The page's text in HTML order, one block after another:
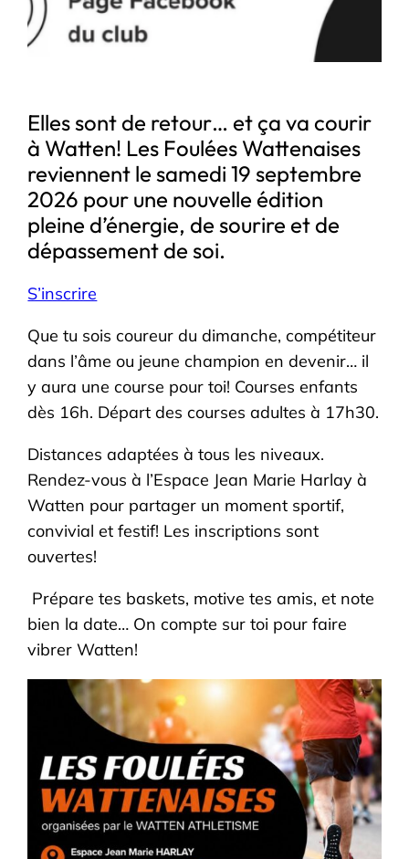
Elles sont de retour… et ça va courir
à Watten! Les Foulées Wattenaises
reviennent le samedi 19 septembre
2026 pour une nouvelle édition
pleine d’énergie, de sourire et de
dépassement de soi.
S’inscrire
Que tu sois coureur du dimanche, compétiteur
dans l’âme ou jeune champion en devenir… il
y aura une course pour toi! Courses enfants
dès 16h. Départ des courses adultes à 17h30.
Distances adaptées à tous les niveaux.
Rendez-vous à l’Espace Jean Marie Harlay à
Watten pour partager un moment sportif,
convivial et festif! Les inscriptions sont
ouvertes!
Prépare tes baskets, motive tes amis, et note
bien la date… On compte sur toi pour faire
vibrer Watten!